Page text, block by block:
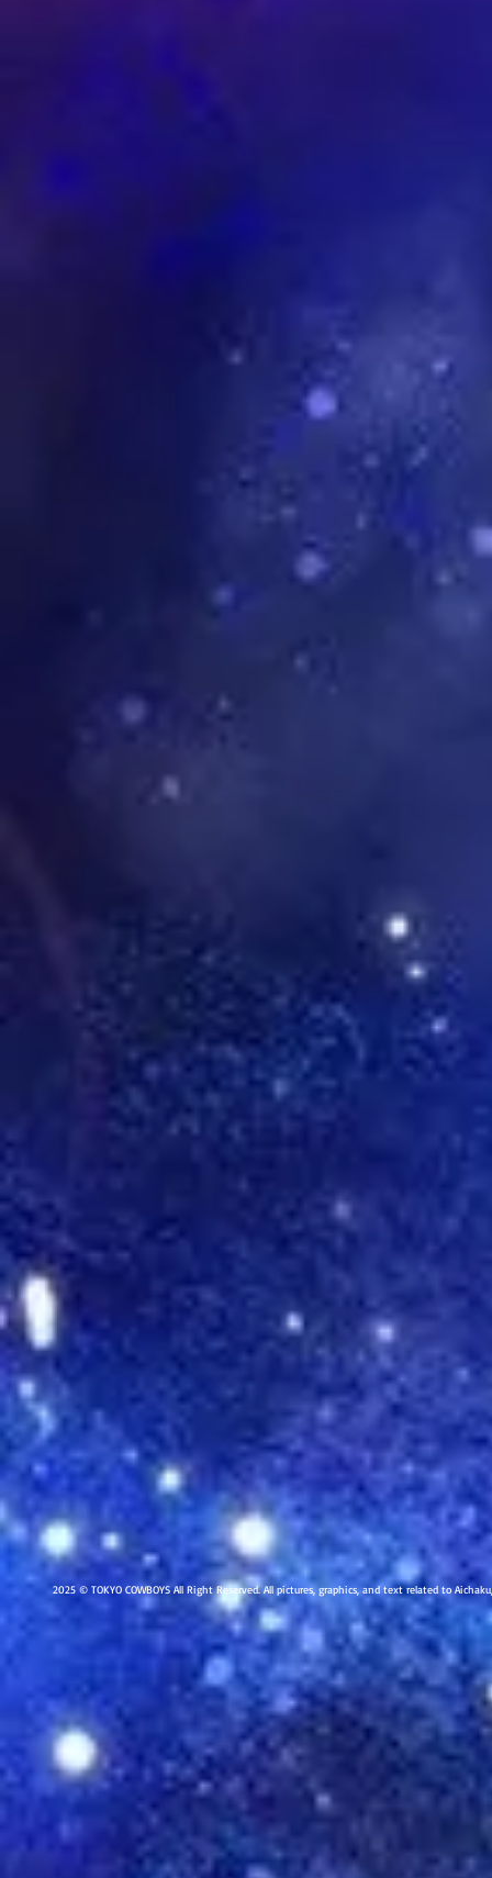
2025 © TOKYO COWBOYS All Right Reserved. All pictures, graphics, and text related to